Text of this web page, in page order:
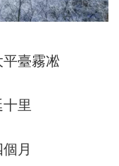
臺霧凇
里
月